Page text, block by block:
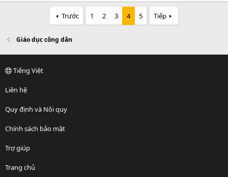
Trước 1 2 3 4 5 Tiếp
Giáo dục công dân
Tiếng Việt
Liên hệ
Quy định và Nội quy
Chính sách bảo mật
Trợ giúp
Trang chủ